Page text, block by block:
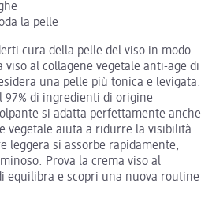
la pelle
cura della pelle del viso in modo
viso al collagene vegetale anti-age di
una pelle più tonica e levigata.
di ingredienti di origine
si adatta perfettamente anche
vegetale aiuta a ridurre la visibilità
leggera si assorbe rapidamente,
Prova la crema viso al
equilibra e scopri una nuova routine